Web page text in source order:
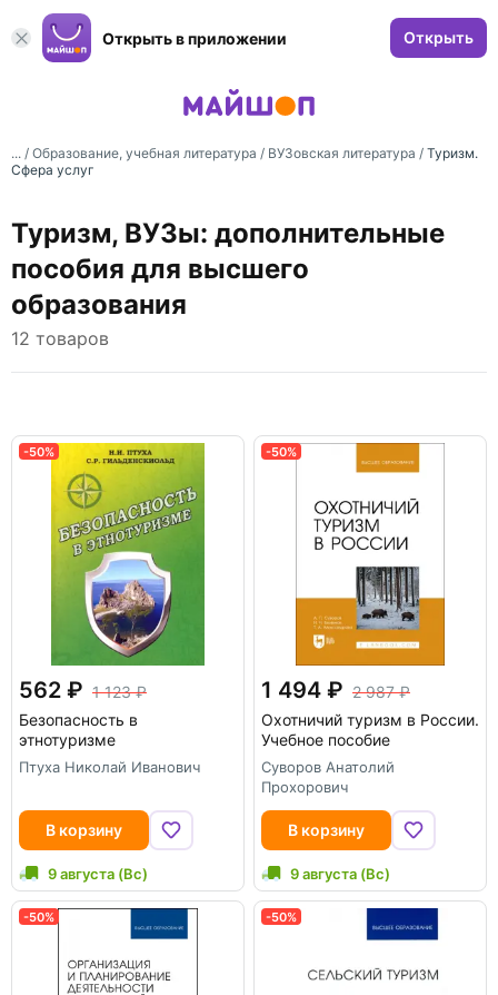
Открыть в приложении Открыть
... / Образование, учебная литература / ВУЗовская литература / Туризм.
Сфера услуг
Туризм, ВУЗы: дополнительные
пособия для высшего
образования
12 товаров
-50%
562
1 123
Безопасность в
этнотуризме
Птуха Николай Иванович
В корзину
9 августа (Вс)
-50%
1 494
2 987
Охотничий туризм в России.
Учебное пособие
Суворов Анатолий
Прохорович
В корзину
9 августа (Вс)
-50% -50%